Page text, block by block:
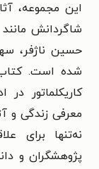
این مجموعه،
شاگردانش مانند
حسین ناژفر،
شده است. کتاب
کاریکلماتور
معرفی زندگی و
نه‌تنها برای
پژوهشگران و